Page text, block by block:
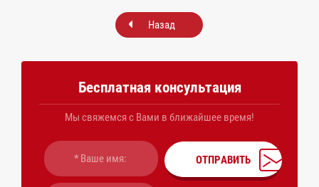
Назад
Бесплатная консультация
Мы свяжемся с Вами в ближайшее время!
ОТПРАВИТЬ